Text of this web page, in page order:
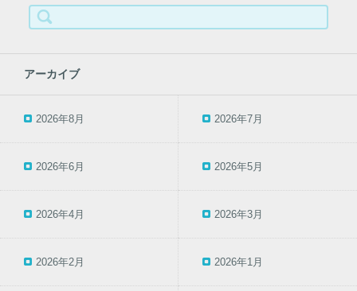
索:
アーカイブ
2026年8月 2026年7月
2026年6月 2026年5月
2026年4月 2026年3月
2026年2月 2026年1月